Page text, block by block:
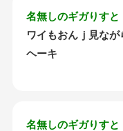
名無しのギガりすと
ワイもおんｊ見な
ヘーキ
名無しのギガりすと